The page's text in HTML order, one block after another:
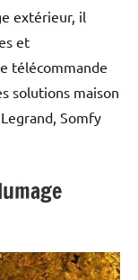
extérieur, il
et
télécommande
solutions maison
Somfy